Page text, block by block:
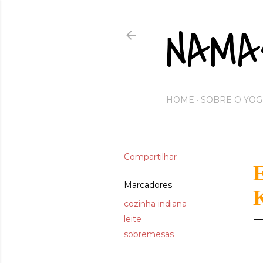
HOME SOBRE O
Compartilhar
Marcadores
cozinha indiana
leite
sobremesas